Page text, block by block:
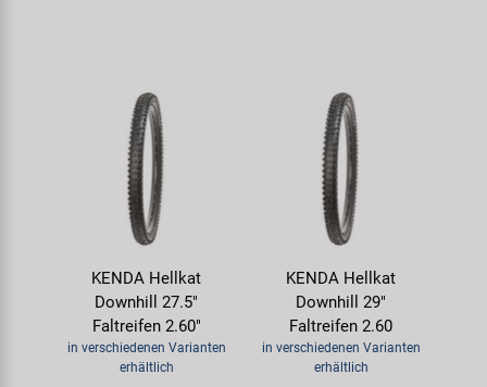
KENDA Hellkat
Downhill 27.5"
Faltreifen 2.60"
in verschiedenen Varianten
erhältlich
KENDA Hellkat
Downhill 29"
Faltreifen 2.60
in verschiedenen Varianten
erhältlich